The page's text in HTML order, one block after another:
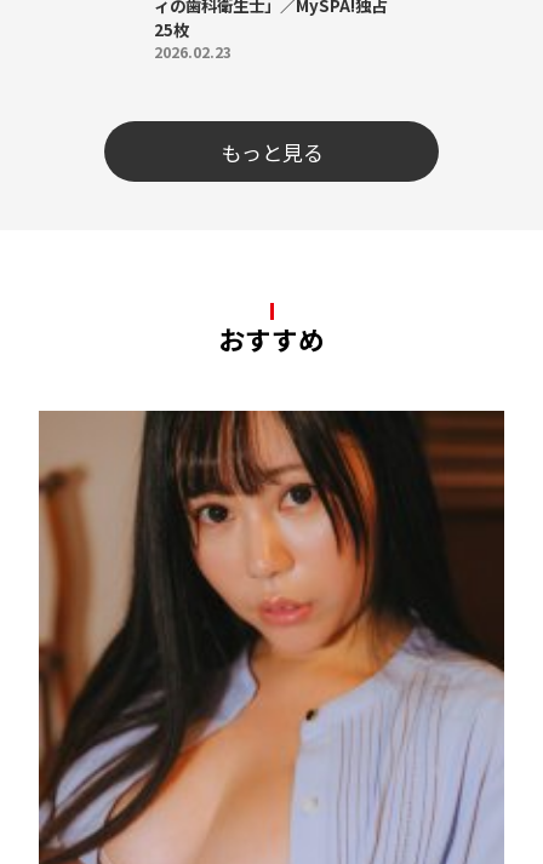
25枚
2026.02.23
もっと見る
おすすめ